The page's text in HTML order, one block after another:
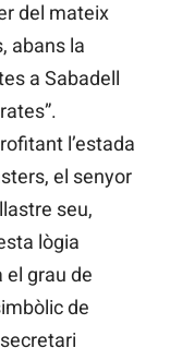
del mateix
abans la
a Sabadell
l’estada
el senyor
seu,
lògia
el grau de
de